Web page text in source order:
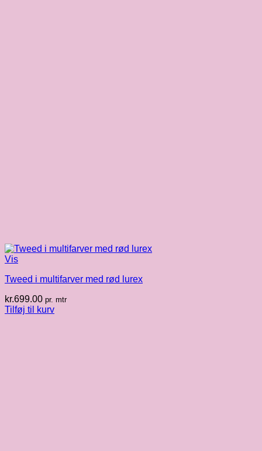
Vis
Tweed i multifarver med rød lurex
kr.699.00 pr. mtr
Tilføj til kurv